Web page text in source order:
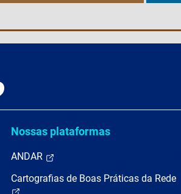
Nossas plataformas
ANDAR
Cartografias de Boas Práticas da Rede